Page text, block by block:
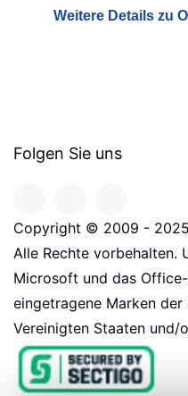
Weitere Details zu
Folgen Sie uns
Copyright © 2009 - 2025
Alle Rechte vorbehalten.
Microsoft und das
eingetragene Marken
Vereinigten Staaten und/